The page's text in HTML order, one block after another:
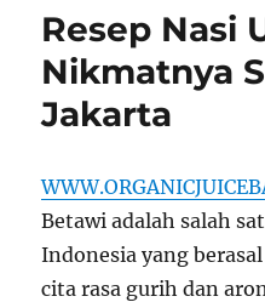
Resep Nasi
Nikmatnya
Jakarta
Betawi adalah salah
Indonesia yang
cita rasa gurih dan